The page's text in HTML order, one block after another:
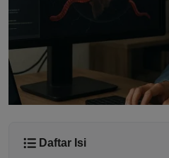
Daftar Isi